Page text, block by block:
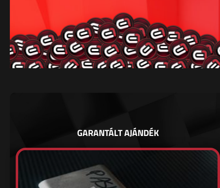
GARANTÁLT AJÁNDÉK